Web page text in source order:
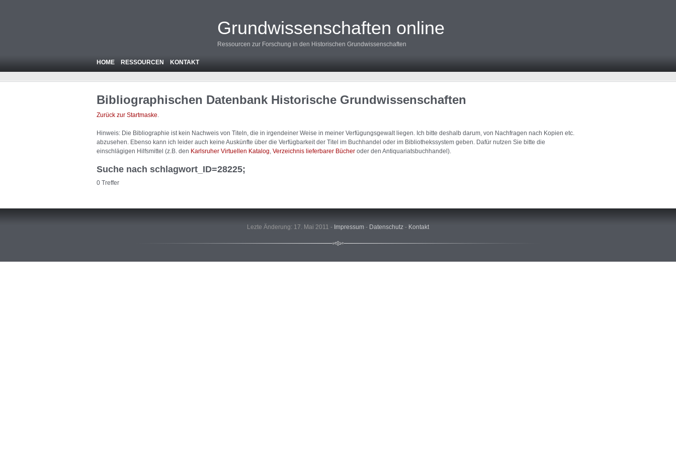
Grundwissenschaften online
Ressourcen zur Forschung in den Historischen Grundwissenschaften
HOME RESSOURCEN KONTAKT
Bibliographischen Datenbank Historische Grundwissenschaften
Zurück zur Startmaske.
Hinweis: Die Bibliographie ist kein Nachweis von Titeln, die in irgendeiner Weise in meiner Verfügungsgewalt liegen. Ich bitte deshalb darum, von Nachfragen nach Kopien etc.
abzusehen. Ebenso kann ich leider auch keine Auskünfte über die Verfügbarkeit der Titel im Buchhandel oder im Bibliothekssystem geben. Dafür nutzen Sie bitte die
einschlägigen Hilfsmittel (z.B. den Karlsruher Virtuellen Katalog Verzeichnis lieferbarer Bücher oder den Antiquariatsbuchhandel).
Suche nach schlagwort_ID=28225;
0 Treffer
Lezte Änderung: 17. Mai 2011 - Impressum - Datenschutz - Kontakt